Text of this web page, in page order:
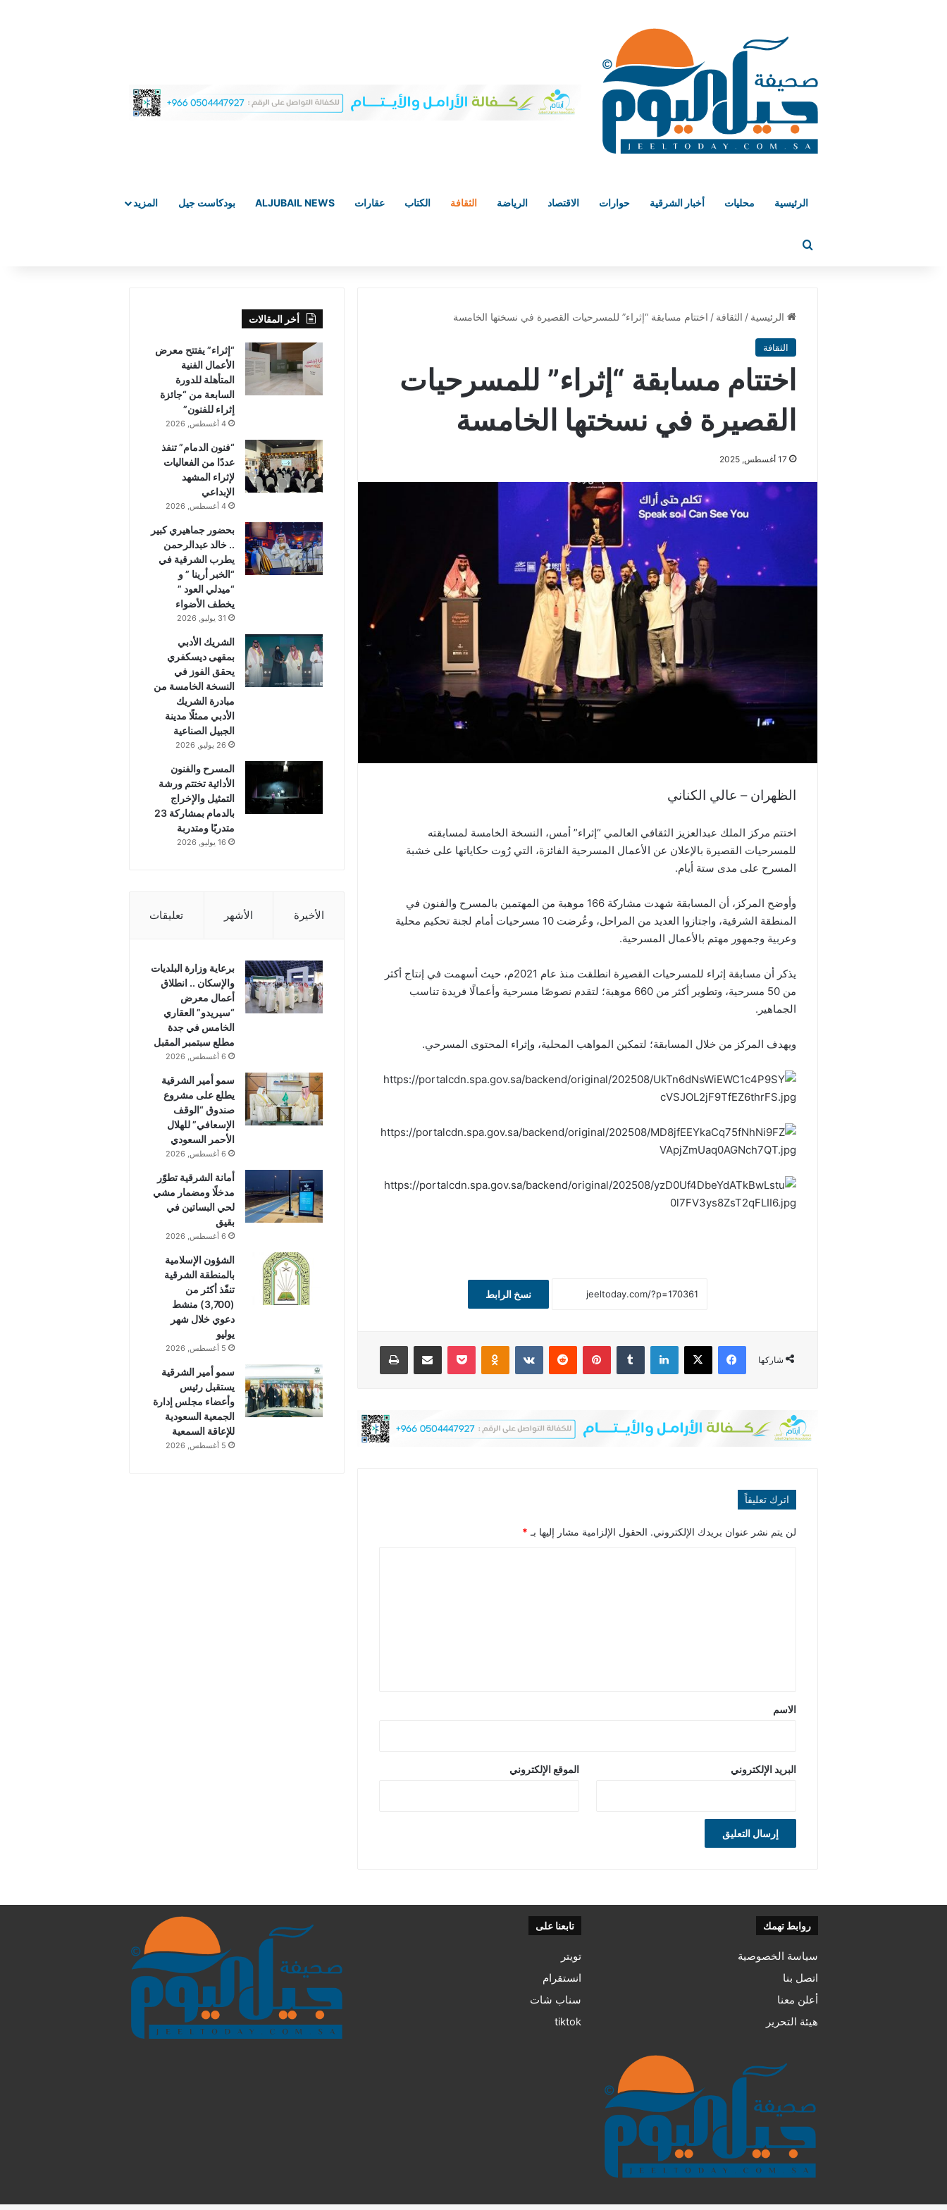
الرئيسية محليات أخبار الشرقية حوارات الاقتصاد الرياضة الثقافة الكتاب عقارات ALJUBAIL NEWS بودكاست جيل المزيد
الرئيسية / الثقافة / اختتام مسابقة “إثراء” للمسرحيات القصيرة في نسختها الخامسة
الثقافة
اختتام مسابقة “إثراء” للمسرحيات
القصيرة في نسختها الخامسة
17 أغسطس, 2025
الظهران – عالي الكناني
اختتم مركز الملك عبدالعزيز الثقافي العالمي “إثراء” أمس، النسخة الخامسة لمسابقته
للمسرحيات القصيرة بالإعلان عن الأعمال المسرحية الفائزة، التي رُوت حكاياتها على خشبة
المسرح على مدى ستة أيام.
وأوضح المركز، أن المسابقة شهدت مشاركة 166 موهبة من المهتمين بالمسرح والفنون في
المنطقة الشرقية، واجتازوا العديد من المراحل، وعُرضت 10 مسرحيات أمام لجنة تحكيم محلية
وعربية وجمهور مهتم بالأعمال المسرحية.
يذكر أن مسابقة إثراء للمسرحيات القصيرة انطلقت منذ عام 2021م، حيث أسهمت في إنتاج أكثر
من 50 مسرحية، وتطوير أكثر من 660 موهبة؛ لتقدم نصوصًا مسرحية وأعمالًا فريدة تناسب
الجماهير.
ويهدف المركز من خلال المسابقة؛ لتمكين المواهب المحلية، وإثراء المحتوى المسرحي.
نسخ الرابط
شاركها
فيسبوك ‫X لينكدإن بينتيريست ‏VKontakte
اترك تعليقاً
لن يتم نشر عنوان بريدك الإلكتروني. الحقول الإلزامية مشار إليها بـ *
*
الاسم
البريد الإلكتروني الموقع الإلكتروني
أخر المقالات
“إثراء” يفتتح معرض
الأعمال الفنية
المتأهلة للدورة
السابعة من “جائزة
إثراء للفنون”
4 أغسطس, 2026
“فنون الدمام” تنفذ
عددًا من الفعاليات
لإثراء المشهد
الإبداعي
4 أغسطس, 2026
بحضور جماهيري كبير
.. خالد عبدالرحمن
يطرب الشرقية في
“الخبر أرينا ” و
“ميدلي العود ”
يخطف الأضواء
31 يوليو, 2026
الشريك الأدبي
بمقهى ديسكفري
يحقق الفوز في
النسخة الخامسة من
مبادرة الشريك
الأدبي ممثلًا مدينة
الجبيل الصناعية
26 يوليو, 2026
المسرح والفنون
الأدائية تختتم ورشة
التمثيل والإخراج
بالدمام بمشاركة 23
متدربًا ومتدربة
16 يوليو, 2026
الأخيرة الأشهر تعليقات
برعاية وزارة البلديات
والإسكان .. انطلاق
أعمال معرض
“سيريدو” العقاري
الخامس في جدة
مطلع سبتمبر المقبل
6 أغسطس, 2026
سمو أمير الشرقية
يطلع على مشروع
صندوق “الوقف
الإسعافي” للهلال
الأحمر السعودي
6 أغسطس, 2026
أمانة الشرقية تطوّر
مدخلًا ومضمار مشي
لحي البساتين في
بقيق
6 أغسطس, 2026
الشؤون الإسلامية
بالمنطقة الشرقية
تنفّذ أكثر من
(3,700) منشط
دعوي خلال شهر
يوليو
5 أغسطس, 2026
سمو أمير الشرقية
يستقبل رئيس
وأعضاء مجلس إدارة
الجمعية السعودية
للإعاقة السمعية
5 أغسطس, 2026
روابط تهمك
سياسة الخصوصية
اتصل بنا
أعلن معنا
هيئة التحرير
تابعنا على
تويتر
انستقرام
سناب شات
tiktok